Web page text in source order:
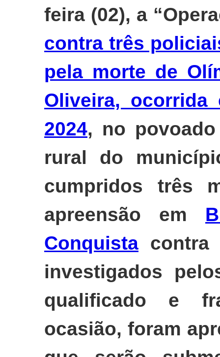
feira (02), a
contra três
pela morte de
Oliveira, ocorrida
2024, no
rural do
cumpridos três
apreensão em
Conquista contra
investigados
qualificado e
ocasião, foram